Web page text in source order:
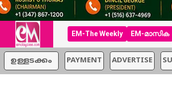
EM-The Weekly EM-മാസിക
ഉള്ളടക്കം PAYMENT ADVERTISE